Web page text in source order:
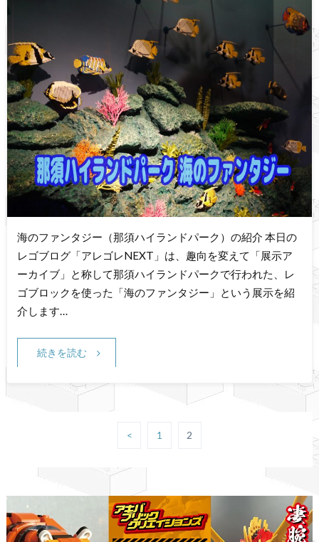
海のファンタジー（那須ハイランドパーク）の紹介 本日の
レゴブログ「アレゴレNEXT」は、趣向を変えて「展示ア
ーカイブ」と称して那須ハイランドパークで行われた、レ
ゴブロックを使った「海のファンタジー」という展示を紹
介します…
続きを読む
< 1 2